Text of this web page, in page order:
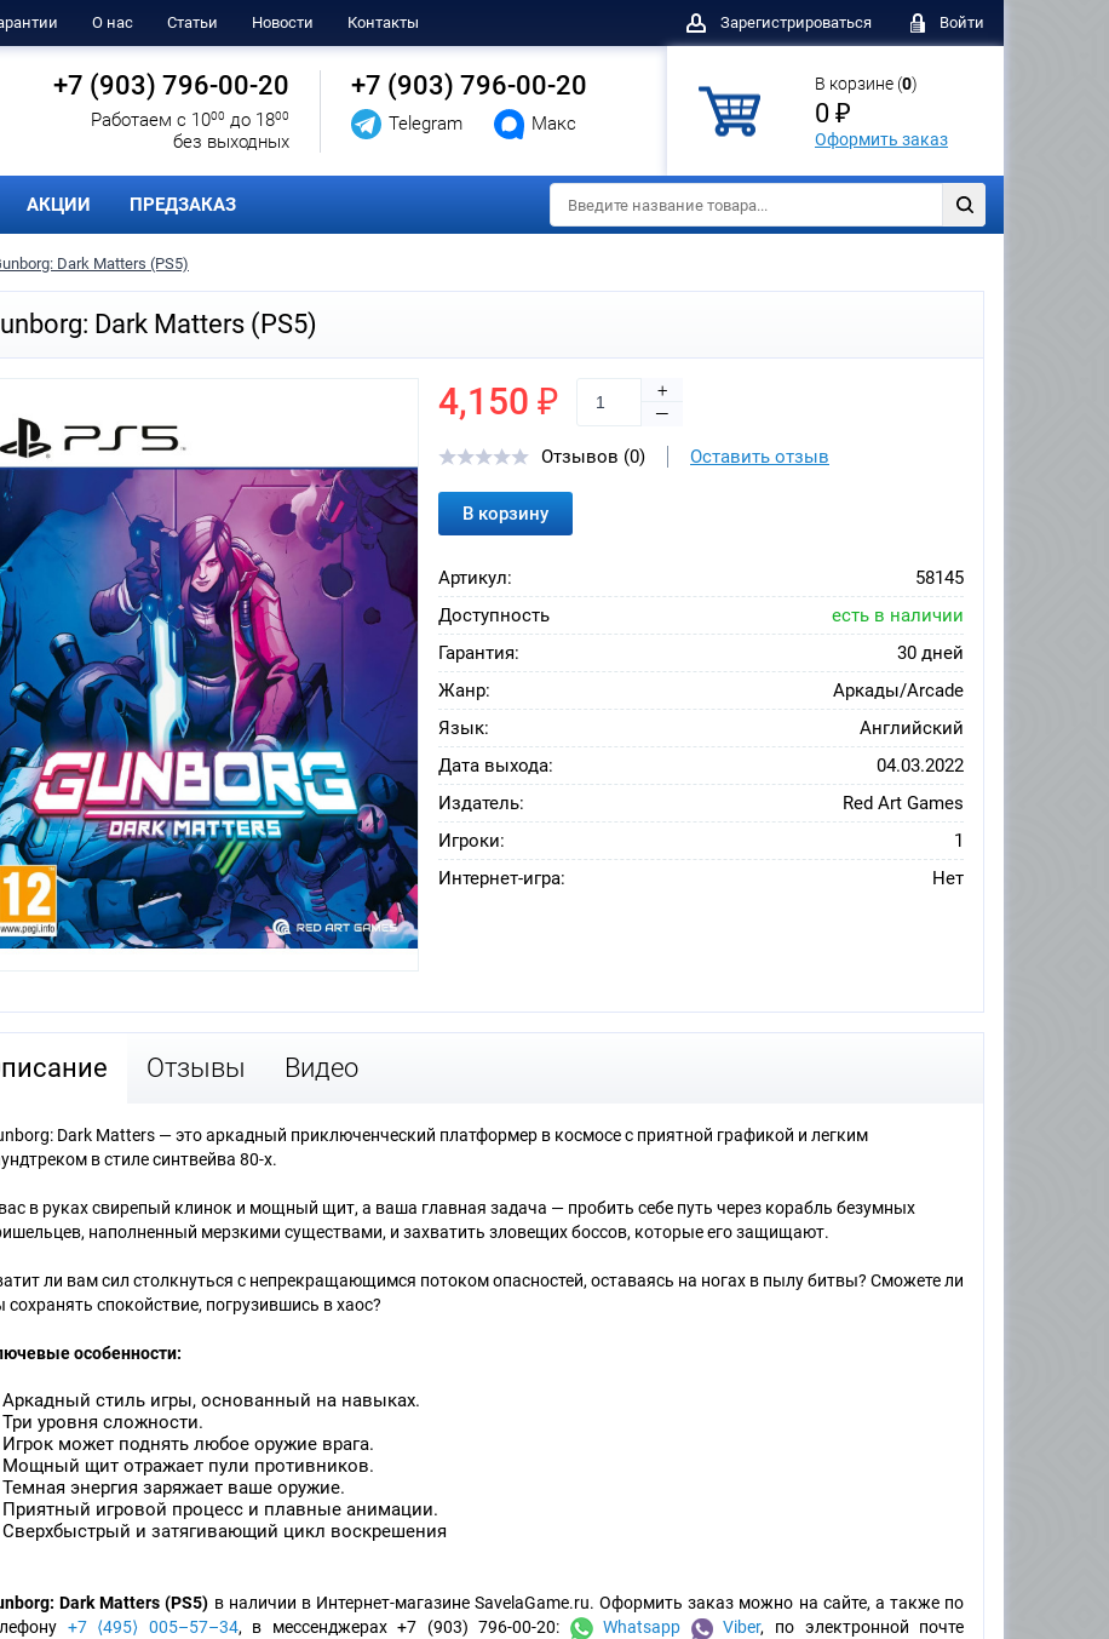
О нас Статьи Новости Контакты Зарегистрироваться Войти
+7 (903) 796-00-20
Работаем с 1000 до 1800
без выходных
+7 (903) 796-00-20
Telegram Макс
В корзине (0)
0 ₽
Оформить заказ
АКЦИИ ПРЕДЗАКАЗ
Dark Matters (PS5)
Dark Matters (PS5)
4,150 ₽
+
—
Отзывов (0)
Оставить отзыв
В корзину
Артикул:
58145
Доступность
есть в наличии
Гарантия:
30 дней
Жанр:
Аркады/Arcade
Язык:
Английский
Дата выхода:
04.03.2022
Издатель:
Red Art Games
Игроки:
1
Интернет-игра:
Нет
Отзывы Видео
Dark Matters — это аркадный приключенческий платформер в космосе с приятной графикой и легким
в стиле синтвейва 80-х.
в руках свирепый клинок и мощный щит, а ваша главная задача — пробить себе путь через корабль безумных
наполненный мерзкими существами, и захватить зловещих боссов, которые его защищают.
ли вам сил столкнуться с непрекращающимся потоком опасностей, оставаясь на ногах в пылу битвы? Сможете ли
сохранять спокойствие, погрузившись в хаос?
особенности:
Аркадный стиль игры, основанный на навыках.
Три уровня сложности.
Игрок может поднять любое оружие врага.
Мощный щит отражает пули противников.
Темная энергия заряжает ваше оружие.
Приятный игровой процесс и плавные анимации.
Сверхбыстрый и затягивающий цикл воскрешения
Dark Matters (PS5) в наличии в Интернет-магазине SavelaGame.ru. Оформить заказ можно на сайте, а также по
+7 ⟨495⟩ 005–57–34, в мессенджерах +7 (903) 796-00-20: Whatsapp Viber, по электронной почте